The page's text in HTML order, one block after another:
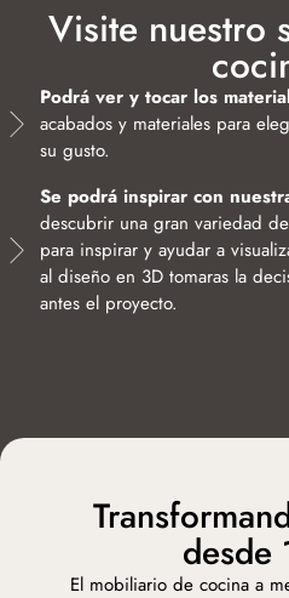
Visite nuestro
Podrá ver y tocar los
acabados y materiales para
su gusto.
Se podrá inspirar con
descubrir una gran variedad
para inspirar y ayudar a
al diseño en 3D tomaras la
antes el proyecto.
desde
El mobiliario de cocina a